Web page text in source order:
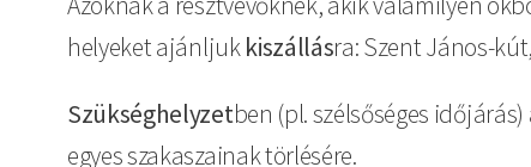
helyeket ajánljukkiszállásra: Szent János-
Szükséghelyzetben (pl. szélsőséges
egyes szakaszainak törlésére.